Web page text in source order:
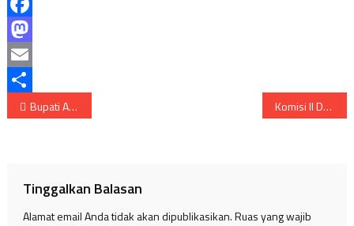
Facebook
Mastodon
Email
Share
Navigasi
Bupati Askolani Lantik Erwin Ibrahim Sebagai Sekretaris Daerah (Sekda) Kabupaten Banyuasin Komisi II DPRD bahas Upaya Percepatan Penerbitan Sertifikat Kebun Plasma
Tinggalkan Balasan
Alamat email Anda tidak akan dipublikasikan.Ruas yang wajib